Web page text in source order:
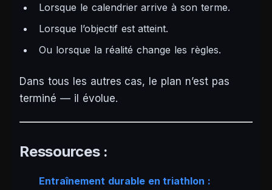
Lorsque le calendrier arrive à son terme.
Lorsque l’objectif est atteint.
Ou lorsque la réalité change les règles.
Dans tous les autres cas, le plan n’est pas
terminé — il évolue.
Ressources :
Entraînement durable en triathlon :